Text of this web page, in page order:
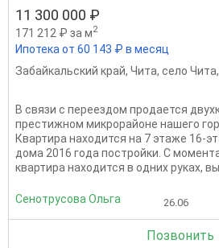
11 300 000 ₽
171 212 ₽ за м2
Ипотека от 60 143 ₽ в месяц
Забайкальский край, Чита, село Чита,
В связи с переездом продается
престижном микрорайоне нашего
Квартира находится на 7 этаже 16-
дома 2016 года постройки. С
квартира находится в одних руках, вы
Сенотрусова Ольга 26.06
Позвонить